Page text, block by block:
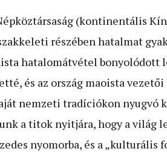
(kontinentális
részében hatalmat
hatalomátvétel bonyolódott
és az ország maoista
nemzeti tradíciókon nyugvó
a titok nyitjára, hogy a világ
nyomorba, és a „kulturális